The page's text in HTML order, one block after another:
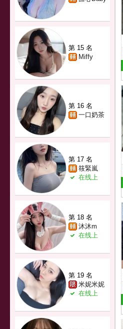
第 15 名
Miffy
第 16 名
一口奶茶
第 17 名
筱緊嵐
在线上
第 18 名
沐沐m
在线上
第 19 名
米妮米妮
在线上